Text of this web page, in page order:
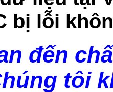
bị lỗi
đến
tôi